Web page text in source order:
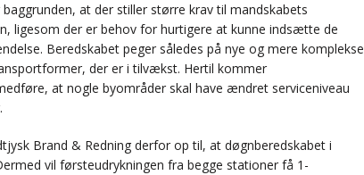
at der stiller større krav til mandskabets
ligesom der er behov for hurtigere at kunne indsætte de
Beredskabet peger således på nye og mere komplekse
der er i tilvækst. Hertil kommer
at nogle byområder skal have ændret serviceniveau
Brand & Redning derfor op til, at døgnberedskabet i
vil førsteudrykningen fra begge stationer få 1-